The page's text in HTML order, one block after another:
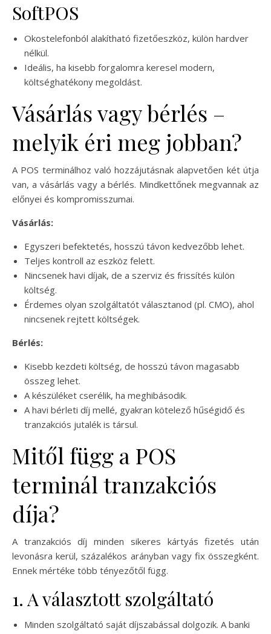
SoftPOS
Okostelefonból alakítható fizetőeszköz, külön hardver
nélkül.
Ideális, ha kisebb forgalomra keresel modern,
költséghatékony megoldást.
Vásárlás vagy bérlés –
melyik éri meg jobban?
A POS terminálhoz való hozzájutásnak alapvetően két útja
van, a vásárlás vagy a bérlés. Mindkettőnek megvannak az
előnyei és kompromisszumai.
Vásárlás:
Egyszeri befektetés, hosszú távon kedvezőbb lehet.
Teljes kontroll az eszköz felett.
Nincsenek havi díjak, de a szerviz és frissítés külön
költség.
Érdemes olyan szolgáltatót választanod (pl. CMO), ahol
nincsenek rejtett költségek.
Bérlés:
Kisebb kezdeti költség, de hosszú távon magasabb
összeg lehet.
A készüléket cserélik, ha meghibásodik.
A havi bérleti díj mellé, gyakran kötelező hűségidő és
tranzakciós jutalék is társul.
Mitől függ a POS
terminál tranzakciós
díja?
A tranzakciós díj minden sikeres kártyás fizetés után
levonásra kerül, százalékos arányban vagy fix összegként.
Ennek mértéke több tényezőtől függ.
1. A választott szolgáltató
Minden szolgáltató saját díjszabással dolgozik. A banki